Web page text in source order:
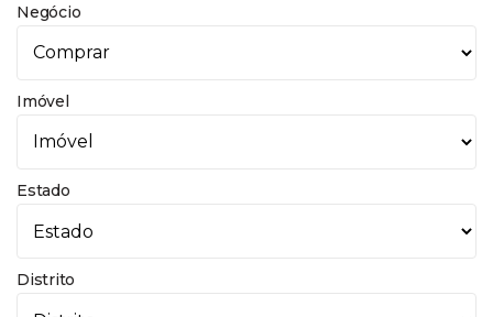
Negócio
Imóvel
Estado
Distrito